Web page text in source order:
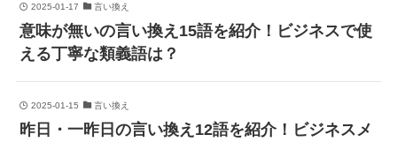
2025-01-17 言い換え
意味が無いの言い換え15語を紹介！ビジネスで使
える丁寧な類義語は？
2025-01-15 言い換え
昨日・一昨日の言い換え12語を紹介！ビジネスメ